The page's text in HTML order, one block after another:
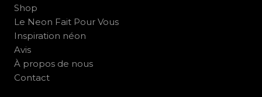
Shop
Le Neon Fait Pour Vous
Inspiration néon
Avis
À propos de nous
Contact